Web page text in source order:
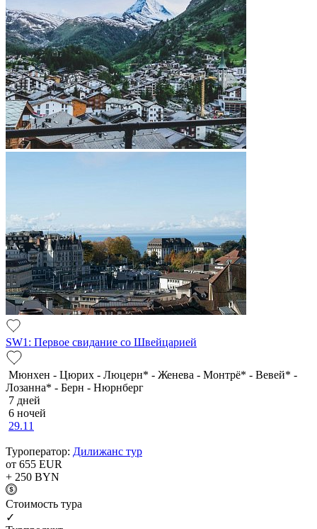
SW1: Первое свидание со Швейцарией
Мюнхен - Цюрих - Люцерн* - Женева - Монтрё* - Вевей* -
Лозанна* - Берн - Нюрнберг
7 дней
6 ночей
29.11
Туроператор: Дилижанс тур
от 655 EUR
+ 250 BYN
Cтоимость тура
✓